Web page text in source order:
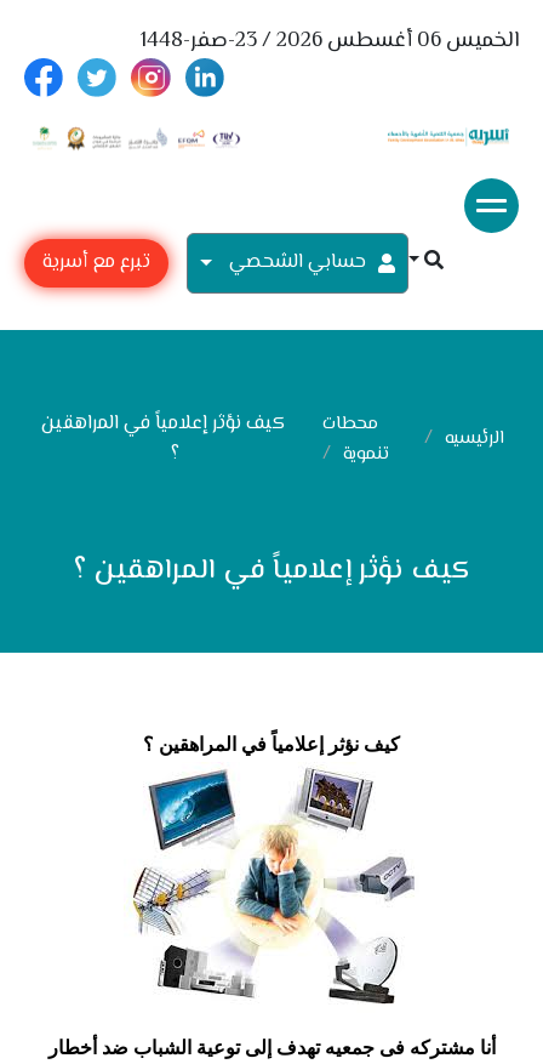
الخميس 06 أغسطس 2026 / 23-صفر-1448
حسابي الشحصي تبرع مع أسرية
الرئيسيه
محطات
تنموية
كيف نؤثر إعلامياً في المراهقين
؟
كيف نؤثر إعلامياً في المراهقين ؟
كيف نؤثر إعلامياً في المراهقين ؟
أنا مشتركه فى جمعيه تهدف إلى توعية الشباب ضد أخطار